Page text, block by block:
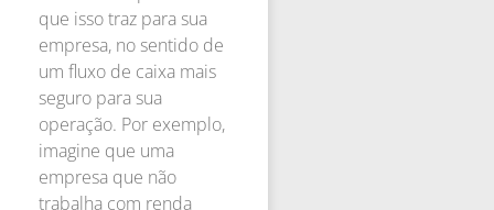
que isso traz para sua
empresa, no sentido de
um fluxo de caixa mais
seguro para sua
operação. Por exemplo,
imagine que uma
empresa que não
trabalha com renda